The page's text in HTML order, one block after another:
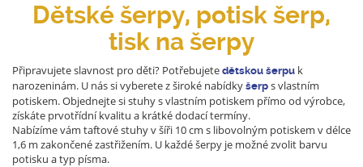
Dětské šerpy, potisk šerp,
tisk na šerpy
Připravujete slavnost pro děti? Potřebujete dětskou šerpu k
narozeninám. U nás si vyberete z široké nabídky šerp s vlastním
potiskem.Objednejte si stuhy s vlastním potiskem přímo od výrobce,
získáte prvotřídní kvalitu a krátké dodací termíny.
Nabízíme vám taftové stuhy v šíři 10 cm s libovolným potiskem v délce
1,6 m zakončené zastřižením. U každé šerpy je možné zvolit barvu
potisku a typ písma.